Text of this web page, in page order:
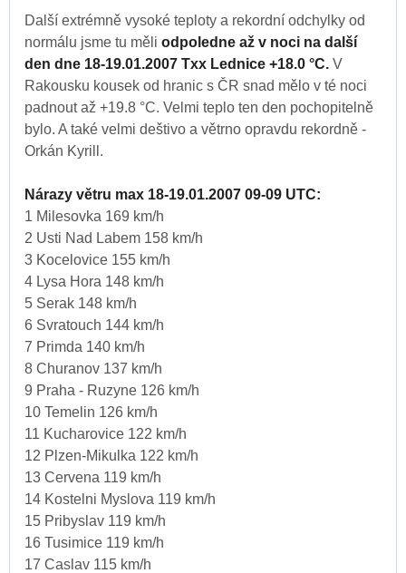
Další extrémně vysoké teploty a rekordní odchylky od
normálu jsme tu měli odpoledne až v noci na další
den dne 18-19.01.2007 Txx Lednice +18.0 °C. V
Rakousku kousek od hranic s ČR snad mělo v té noci
padnout až +19.8 °C. Velmi teplo ten den pochopitelně
bylo. A také velmi deštivo a větrno opravdu rekordně -
Orkán Kyrill.
Nárazy větru max 18-19.01.2007 09-09 UTC:
1 Milesovka 169 km/h
2 Usti Nad Labem 158 km/h
3 Kocelovice 155 km/h
4 Lysa Hora 148 km/h
5 Serak 148 km/h
6 Svratouch 144 km/h
7 Primda 140 km/h
8 Churanov 137 km/h
9 Praha - Ruzyne 126 km/h
10 Temelin 126 km/h
11 Kucharovice 122 km/h
12 Plzen-Mikulka 122 km/h
13 Cervena 119 km/h
14 Kostelni Myslova 119 km/h
15 Pribyslav 119 km/h
16 Tusimice 119 km/h
17 Caslav 115 km/h